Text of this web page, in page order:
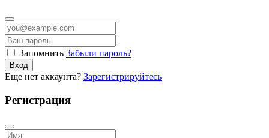
Запомнить Забыли пароль?
Вход
Еще нет аккаунта? Зарегистрируйтесь
Регистрация